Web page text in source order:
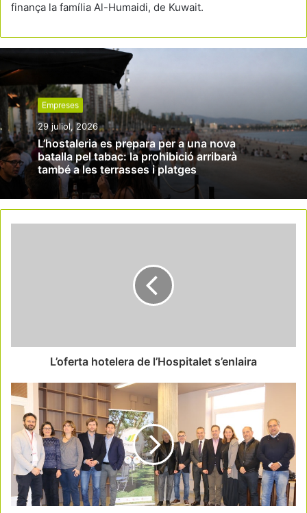
finança la família Al-Humaidi, de Kuwait.
Empreses
29 juliol, 2026
L’hostaleria es prepara per a una nova
batalla pel tabac: la prohibició arribarà
també a les terrasses i platges
L’oferta hotelera de l’Hospitalet s’enlaira